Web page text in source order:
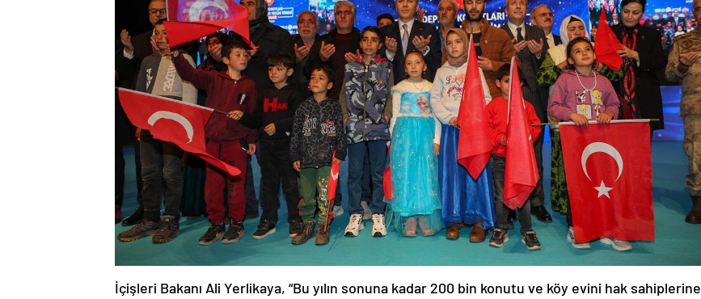
İçişleri Bakanı Ali Yerlikaya, “Bu yılın sonuna kadar 200 bin konutu ve köy evini hak sahiplerine